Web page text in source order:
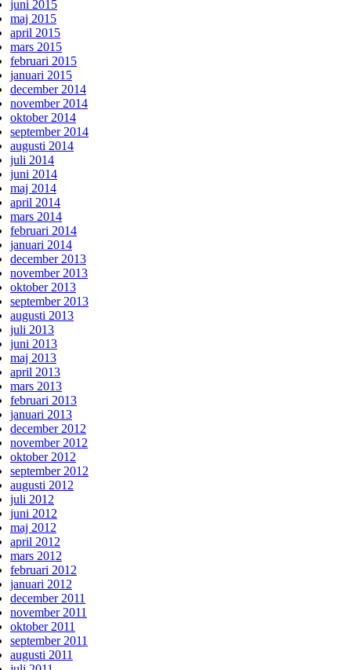
juni 2015
maj 2015
april 2015
mars 2015
februari 2015
januari 2015
december 2014
november 2014
oktober 2014
september 2014
augusti 2014
juli 2014
juni 2014
maj 2014
april 2014
mars 2014
februari 2014
januari 2014
december 2013
november 2013
oktober 2013
september 2013
augusti 2013
juli 2013
juni 2013
maj 2013
april 2013
mars 2013
februari 2013
januari 2013
december 2012
november 2012
oktober 2012
september 2012
augusti 2012
juli 2012
juni 2012
maj 2012
april 2012
mars 2012
februari 2012
januari 2012
december 2011
november 2011
oktober 2011
september 2011
augusti 2011